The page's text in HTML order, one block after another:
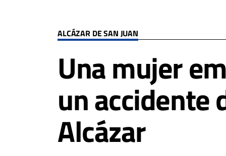
ALCÁZAR DE SAN JUAN
Una mujer
un accidente
Alcázar